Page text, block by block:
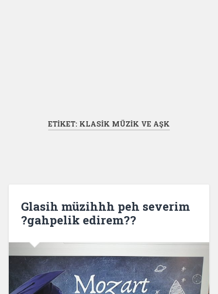
ETIKET: KLASIK MÜZIK VE AŞK
Glasih müzihhh peh severim
?gahpelik edirem??